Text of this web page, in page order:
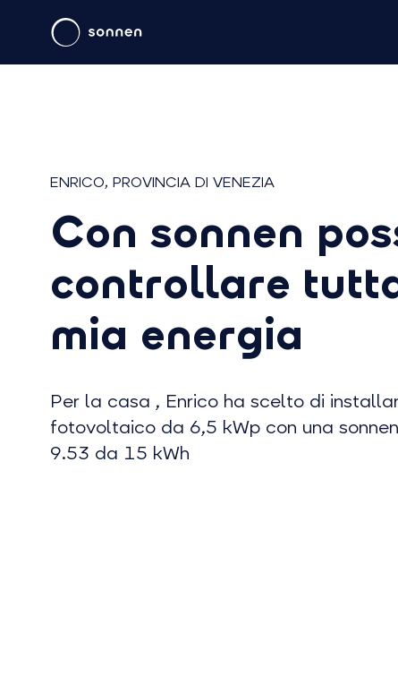
ENRICO, PROVINCIA DI VENEZIA
Con sonnen
controllare
mia energia
Per la casa , Enrico ha scelto di
fotovoltaico da 6,5 kWp con una
9.53 da 15 kWh